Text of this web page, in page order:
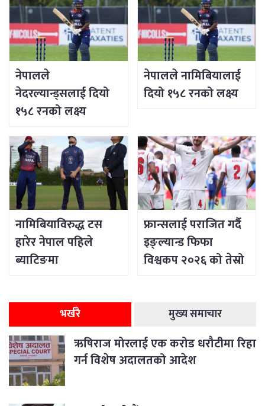
नेपालले
नेदरल्यान्ड्सलाई दियो
१५८ रनको लक्ष्य
नेपालले नामिबियालाई
दियो १५८ रनको लक्ष्य
नामिबियाविरुद्ध टस
हारेर नेपाल पहिले
ब्याटिङमा
फ्रान्सलाई पराजित गर्दै
इङ्ल्यान्ड फिफा
विश्वकप २०२६ को तेस्रो
भर्खरै मुख्य समाचार
ऋषिराज मोरलाई एक करोड धरौटीमा रिहा
गर्न विशेष अदालतको आदेश